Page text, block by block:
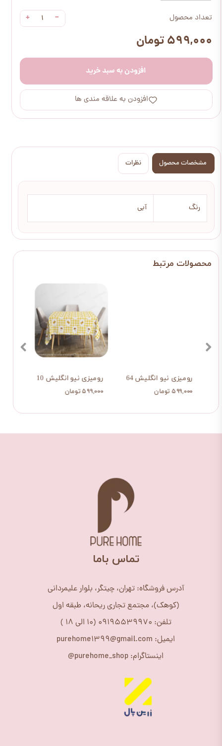
تعداد محصول −
+
۵۹۹,۰۰۰ تومان
افزودن به سبد خرید
افزودن به علاقه مندی ها
مشخصات محصول نظرات
رنگ آبی
رومیزی نیو انگلیش 10
۵۹۹,۰۰۰ تومان
رومیزی نیو انگلیش 64
۵۹۹,۰۰۰ تومان
​تماس باما
آدرس فروشگاه: تهران، چیتگر، بلوار علیمردانی
(کوهک)، مجتمع تجاری ریحانه، طبقه اول
تلفن: 09195539970 (10 الی 18 )
ایمیل: purehome1399@gmail.com
اینستاگرام: purehome_shop@